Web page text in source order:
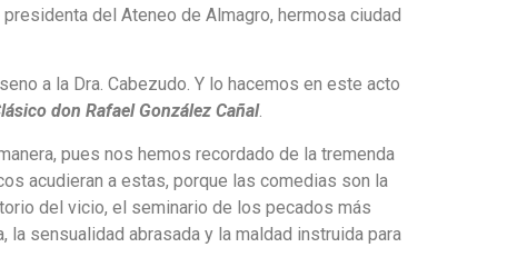
del Ateneo de Almagro, hermosa ciudad
a la Dra. Cabezudo. Y lo hacemos en este acto
don Rafael González Cañal.
pues nos hemos recordado de la tremenda
acudieran a estas, porque las comedias son la
del vicio, el seminario de los pecados más
sensualidad abrasada y la maldad instruida para